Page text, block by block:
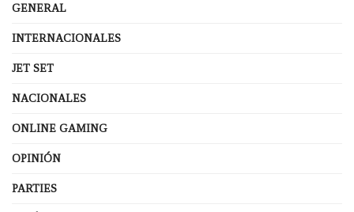
GENERAL
INTERNACIONALES
JET SET
NACIONALES
ONLINE GAMING
OPINIÓN
PARTIES